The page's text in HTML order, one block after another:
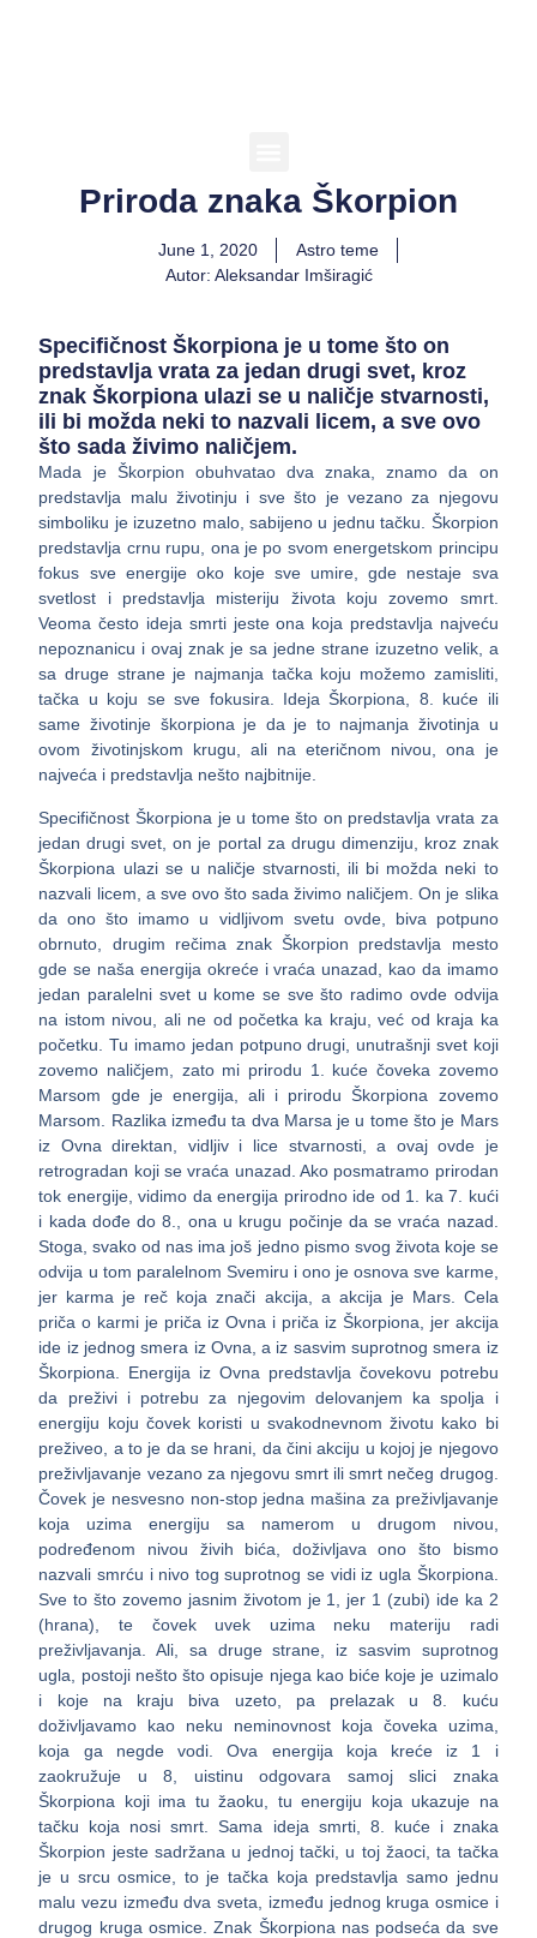
Priroda znaka Škorpion
June 1, 2020
Astro teme
Autor: Aleksandar Imširagić
Specifičnost Škorpiona je u tome što on
predstavlja vrata za jedan drugi svet, kroz
znak Škorpiona ulazi se u naličje stvarnosti,
ili bi možda neki to nazvali licem, a sve ovo
što sada živimo naličjem.
Mada je Škorpion obuhvatao dva znaka, znamo da on
predstavlja malu životinju i sve što je vezano za njegovu
simboliku je izuzetno malo, sabijeno u jednu tačku. Škorpion
predstavlja crnu rupu, ona je po svom energetskom principu
fokus sve energije oko koje sve umire, gde nestaje sva
svetlost i predstavlja misteriju života koju zovemo smrt.
Veoma često ideja smrti jeste ona koja predstavlja najveću
nepoznanicu i ovaj znak je sa jedne strane izuzetno velik, a
sa druge strane je najmanja tačka koju možemo zamisliti,
tačka u koju se sve fokusira. Ideja Škorpiona, 8. kuće ili
same životinje škorpiona je da je to najmanja životinja u
ovom životinjskom krugu, ali na eteričnom nivou, ona je
najveća i predstavlja nešto najbitnije.
Specifičnost Škorpiona je u tome što on predstavlja vrata za
jedan drugi svet, on je portal za drugu dimenziju, kroz znak
Škorpiona ulazi se u naličje stvarnosti, ili bi možda neki to
nazvali licem, a sve ovo što sada živimo naličjem. On je slika
da ono što imamo u vidljivom svetu ovde, biva potpuno
obrnuto, drugim rečima znak Škorpion predstavlja mesto
gde se naša energija okreće i vraća unazad, kao da imamo
jedan paralelni svet u kome se sve što radimo ovde odvija
na istom nivou, ali ne od početka ka kraju, već od kraja ka
početku. Tu imamo jedan potpuno drugi, unutrašnji svet koji
zovemo naličjem, zato mi prirodu 1. kuće čoveka zovemo
Marsom gde je energija, ali i prirodu Škorpiona zovemo
Marsom. Razlika između ta dva Marsa je u tome što je Mars
iz Ovna direktan, vidljiv i lice stvarnosti, a ovaj ovde je
retrogradan koji se vraća unazad. Ako posmatramo prirodan
tok energije, vidimo da energija prirodno ide od 1. ka 7. kući
i kada dođe do 8., ona u krugu počinje da se vraća nazad.
Stoga, svako od nas ima još jedno pismo svog života koje se
odvija u tom paralelnom Svemiru i ono je osnova sve karme,
jer karma je reč koja znači akcija, a akcija je Mars. Cela
priča o karmi je priča iz Ovna i priča iz Škorpiona, jer akcija
ide iz jednog smera iz Ovna, a iz sasvim suprotnog smera iz
Škorpiona. Energija iz Ovna predstavlja čovekovu potrebu
da preživi i potrebu za njegovim delovanjem ka spolja i
energiju koju čovek koristi u svakodnevnom životu kako bi
preživeo, a to je da se hrani, da čini akciju u kojoj je njegovo
preživljavanje vezano za njegovu smrt ili smrt nečeg drugog.
Čovek je nesvesno non-stop jedna mašina za preživljavanje
koja uzima energiju sa namerom u drugom nivou,
podređenom nivou živih bića, doživljava ono što bismo
nazvali smrću i nivo tog suprotnog se vidi iz ugla Škorpiona.
Sve to što zovemo jasnim životom je 1, jer 1 (zubi) ide ka 2
(hrana), te čovek uvek uzima neku materiju radi
preživljavanja. Ali, sa druge strane, iz sasvim suprotnog
ugla, postoji nešto što opisuje njega kao biće koje je uzimalo
i koje na kraju biva uzeto, pa prelazak u 8. kuću
doživljavamo kao neku neminovnost koja čoveka uzima,
koja ga negde vodi. Ova energija koja kreće iz 1 i
zaokružuje u 8, uistinu odgovara samoj slici znaka
Škorpiona koji ima tu žaoku, tu energiju koja ukazuje na
tačku koja nosi smrt. Sama ideja smrti, 8. kuće i znaka
Škorpion jeste sadržana u jednoj tački, u toj žaoci, ta tačka
je u srcu osmice, to je tačka koja predstavlja samo jednu
malu vezu između dva sveta, između jednog kruga osmice i
drugog kruga osmice. Znak Škorpiona nas podseća da sve